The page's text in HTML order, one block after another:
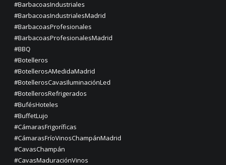
#BarbacoasIndustriales
#BarbacoasIndustrialesMadrid
#BarbacoasProfesionales
#BarbacoasProfesionalesMadrid
#BBQ
#Botelleros
#BotellerosAMedidaMadrid
#BotellerosCavasIluminaciónLed
#BotellerosRefrigerados
#BufésHoteles
#BuffetLujo
#CámarasFrigoríficas
#CámarasFríoVinosChampánMadrid
#CavasChampán
#CavasMaduraciónVinos